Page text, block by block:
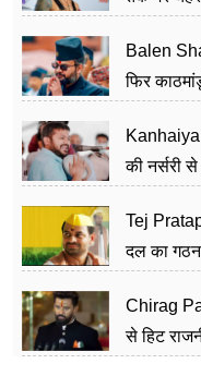
Balen
फिर
की नर्सरी
Tej
दल का गठन
Chirag
से हिट